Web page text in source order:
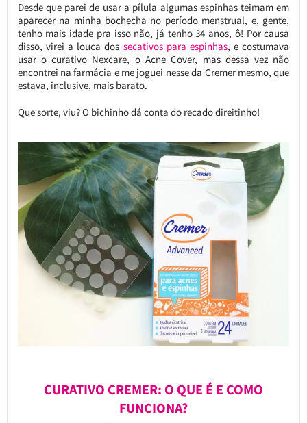
Desde que parei de usar a pílula algumas espinhas teimam em
aparecer na minha bochecha no período menstrual, e, gente,
tenho mais idade pra isso não, já tenho 34 anos, ô! Por causa
disso, virei a louca dos secativos para espinhas, e costumava
usar o curativo Nexcare, o Acne Cover, mas dessa vez não
encontrei na farmácia e me joguei nesse da Cremer mesmo, que
estava, inclusive, mais barato.
Que sorte, viu? O bichinho dá conta do recado direitinho!
CURATIVO CREMER: O QUE É E COMO
FUNCIONA?